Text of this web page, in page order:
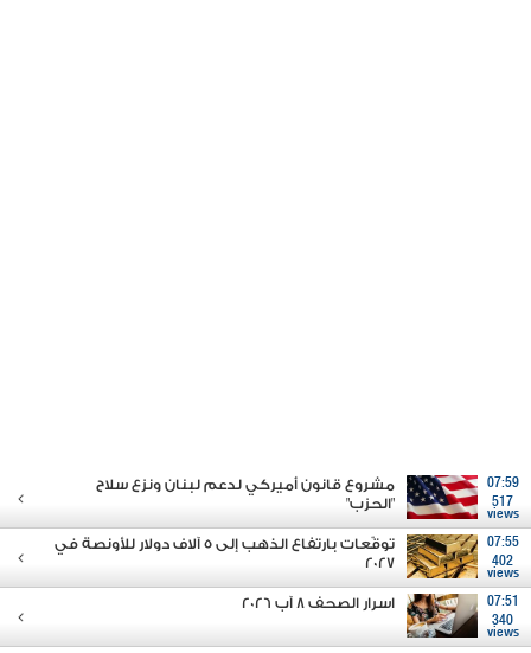
07:59
517
views
مشروع قانون أميركي لدعم لبنان ونزع سلاح
"الحزب"
07:55
402
views
توقّعات بارتفاع الذهب إلى 5 آلاف دولار للأونصة في
2027
07:51
340
views
اسرار الصحف 8 آب 2026